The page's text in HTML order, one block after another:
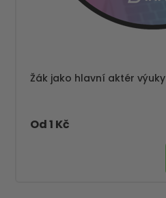
Žák jako hlavní aktér výuky
Od 1 Kč